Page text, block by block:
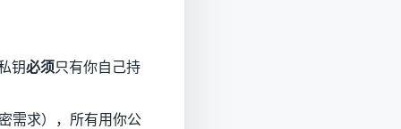
钥必须只有你自己持
需求），所有用你公